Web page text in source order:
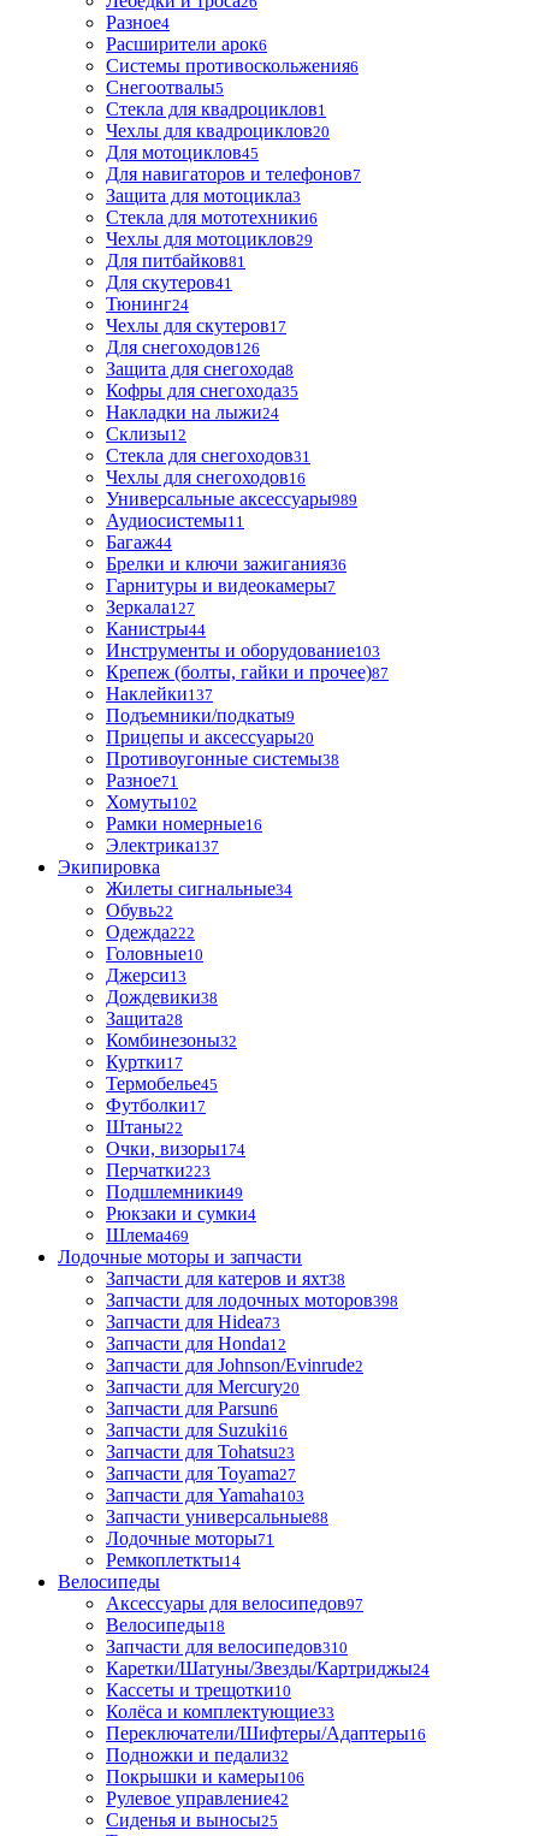
Разное4
Расширители арок6
Системы противоскольжения6
Снегоотвалы5
Стекла для квадроциклов1
Чехлы для квадроциклов20
Для мотоциклов45
Для навигаторов и телефонов7
Защита для мотоцикла3
Стекла для мототехники6
Чехлы для мотоциклов29
Для питбайков81
Для скутеров41
Тюнинг24
Чехлы для скутеров17
Для снегоходов126
Защита для снегохода8
Кофры для снегохода35
Накладки на лыжи24
Склизы12
Стекла для снегоходов31
Чехлы для снегоходов16
Универсальные аксессуары989
Аудиосистемы11
Багаж44
Брелки и ключи зажигания36
Гарнитуры и видеокамеры7
Зеркала127
Канистры44
Инструменты и оборудование103
Крепеж (болты, гайки и прочее)87
Наклейки137
Подъемники/подкаты9
Прицепы и аксессуары20
Противоугонные системы38
Разное71
Хомуты102
Рамки номерные16
Электрика137
Экипировка
Жилеты сигнальные34
Обувь22
Одежда222
Головные10
Джерси13
Дождевики38
Защита28
Комбинезоны32
Куртки17
Термобелье45
Футболки17
Штаны22
Очки, визоры174
Перчатки223
Подшлемники49
Рюкзаки и сумки4
Шлема469
Лодочные моторы и запчасти
Запчасти для катеров и яхт38
Запчасти для лодочных моторов398
Запчасти для Hidea73
Запчасти для Honda12
Запчасти для Johnson/Evinrude2
Запчасти для Mercury20
Запчасти для Parsun6
Запчасти для Suzuki16
Запчасти для Tohatsu23
Запчасти для Toyama27
Запчасти для Yamaha103
Запчасти универсальные88
Лодочные моторы71
Ремкоплеткты14
Велосипеды
Аксессуары для велосипедов97
Велосипеды18
Запчасти для велосипедов310
Каретки/Шатуны/Звезды/Картриджы24
Кассеты и трещотки10
Колёса и комплектующие33
Переключатели/Шифтеры/Адаптеры16
Подножки и педали32
Покрышки и камеры106
Рулевое управление42
Сиденья и выносы25